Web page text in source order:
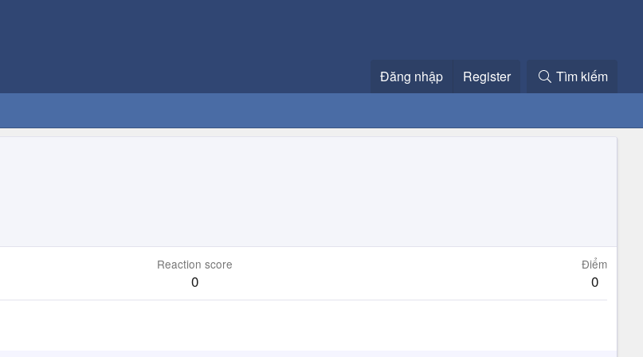
Đăng nhập Register Tìm kiếm
Reaction score
0
Điểm
0